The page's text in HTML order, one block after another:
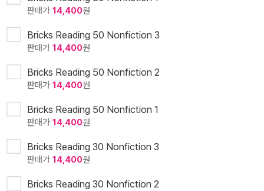
판매가 14,400원
Bricks Reading 50 Nonfiction 3
판매가 14,400원
Bricks Reading 50 Nonfiction 2
판매가 14,400원
Bricks Reading 50 Nonfiction 1
판매가 14,400원
Bricks Reading 30 Nonfiction 3
판매가 14,400원
Bricks Reading 30 Nonfiction 2